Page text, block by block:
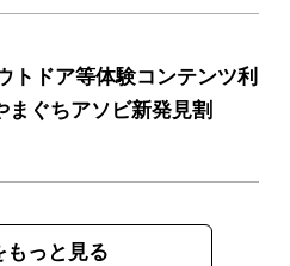
トドア等体験コンテンツ利
ぐちアソビ新発見割
もっと見る